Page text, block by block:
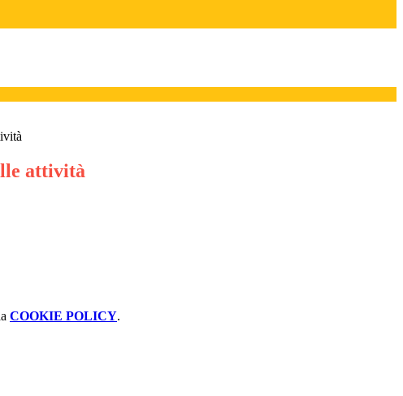
attività
COOKIE POLICY.